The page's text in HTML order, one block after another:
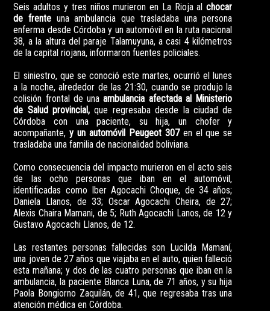
Seis adultos y tres niños murieron en La Rioja alchocar
de frente una ambulancia que trasladaba una persona
enferma desde Córdoba y un automóvil en la ruta nacional
38, a la altura del paraje Talamuyuna, a casi 4 kilómetros
de la capital riojana, informaron fuentes policiales.
El siniestro, que se conoció este martes, ocurrió el lunes
a la noche, alrededor de las 21:30, cuando se produjo la
colisión frontal de unaambulancia afectada al Ministerio
de Salud provincial, que regresaba desde la ciudad de
Córdoba con una paciente, su hija, un chofer y
acompañante,y un automóvil Peugeot 307en el que se
trasladaba una familia de nacionalidad boliviana.
Como consecuencia del impacto murieron en el acto seis
de las ocho personas que iban en el automóvil,
identificadas como Iber Agocachi Choque, de 34 años;
Daniela Llanos, de 33; Oscar Agocachi Cheira, de 27;
Alexis Chaira Mamani, de 5; Ruth Agocachi Lanos, de 12 y
Gustavo Agocachi Llanos, de 12.
Las restantes personas fallecidas son Lucilda Mamaní,
una joven de 27 años que viajaba en el auto, quien falleció
esta mañana; y dos de las cuatro personas que iban en la
ambulancia, la paciente Blanca Luna, de 71 años, y su hija
Paola Bongiorno Zaquilán, de 41, que regresaba tras una
atención médica en Córdoba.